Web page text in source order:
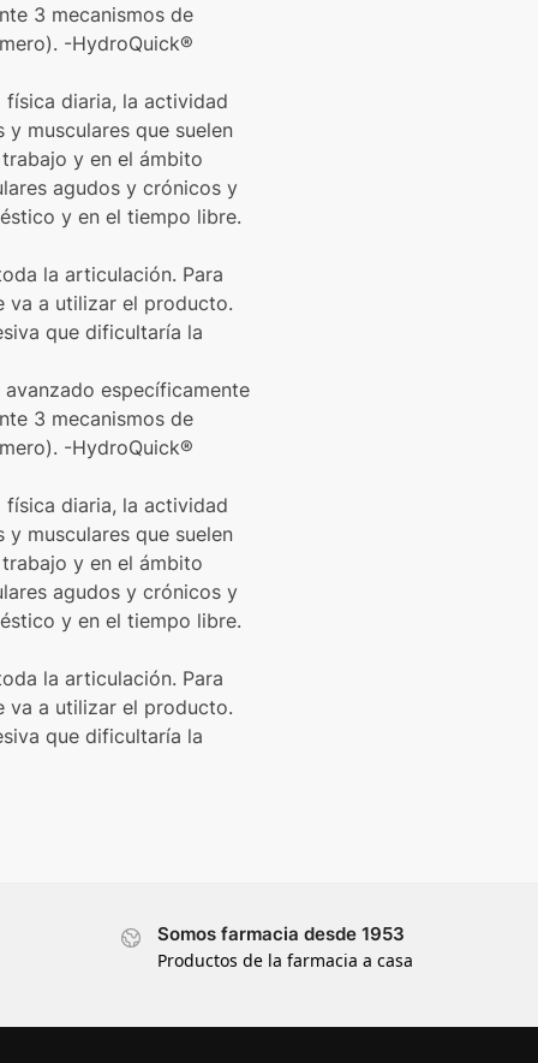
3 mecanismos de
-HydroQuick®
diaria, la actividad
musculares que suelen
y en el ámbito
agudos y crónicos y
y en el tiempo libre.
la articulación. Para
va a utilizar el producto.
que dificultaría la
específicamente
3 mecanismos de
-HydroQuick®
diaria, la actividad
musculares que suelen
y en el ámbito
agudos y crónicos y
y en el tiempo libre.
la articulación. Para
va a utilizar el producto.
que dificultaría la
Somos farmacia desde 1953
Productos de la farmacia a casa